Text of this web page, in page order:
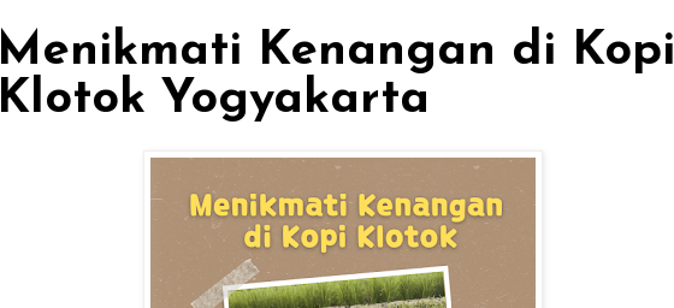
Menikmati Kenangan di Kopi
Klotok Yogyakarta